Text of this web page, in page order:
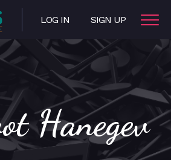
LOG IN SIGN UP
Hanegev